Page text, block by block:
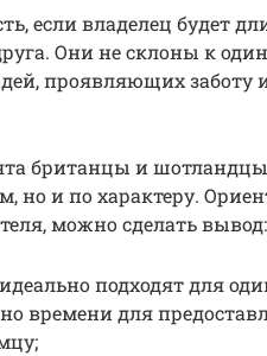
если владелец будет
Они не склоны к
проявляющих заботу
британцы и
и по характеру.
можно сделать вывод:
подходят для
времени для